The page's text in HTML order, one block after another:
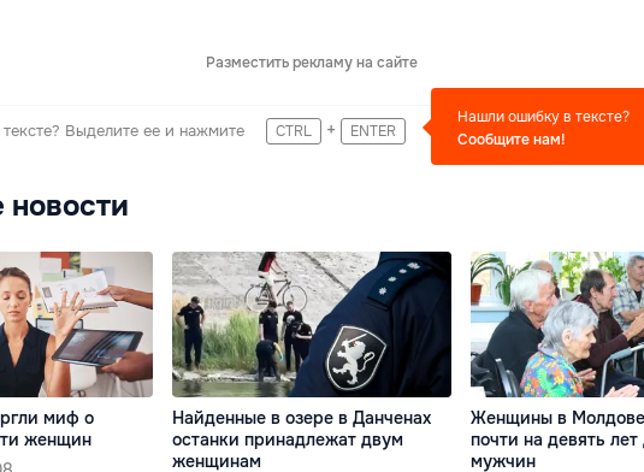
Разместить рекламу на сайте
Выделите ее и нажмите CTRL + ENTER
Нашли ошибку в тексте?
Сообщите нам!
миф о
женщин
Найденные в озере в Данченах
останки принадлежат двум
женщинам
Женщины в
почти на девять
мужчин